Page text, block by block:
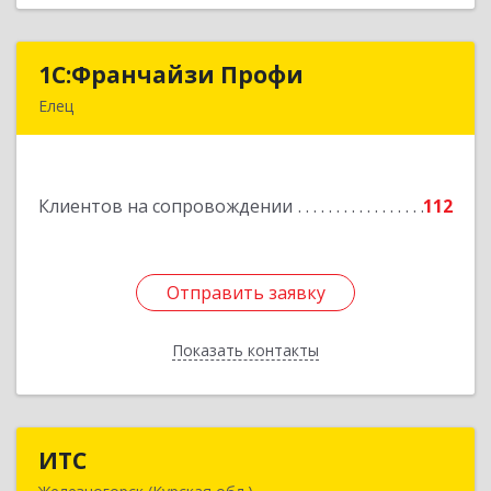
1С:Франчайзи Профи
Елец
Клиентов на сопровождении 112
Отправить заявку
Показать контакты
1С:Франчайзи Профи
Подробнее
Отправить заявку
Назад
ИТС